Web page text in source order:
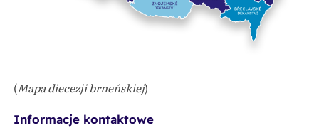
(Mapa diecezji brneńskiej)
Informacje kontaktowe